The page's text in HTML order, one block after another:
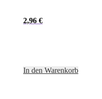
2,96 €
In den Warenkorb